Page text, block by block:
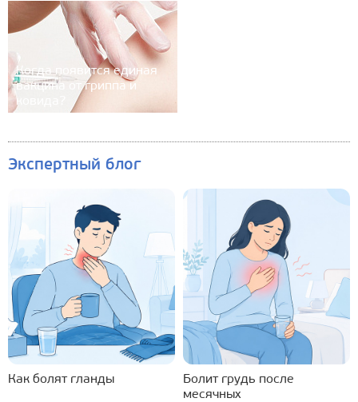
Когда появится единая
вакцина от гриппа и
ковида?
Экспертный блог
Как болят гланды
Болит грудь после
месячных